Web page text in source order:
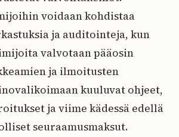
voidaan kohdistaa
ja auditointeja, kun
valvotaan pääosin
ja ilmoitusten
kuuluvat ohjeet,
ja viime kädessä edellä
seuraamusmaksut.